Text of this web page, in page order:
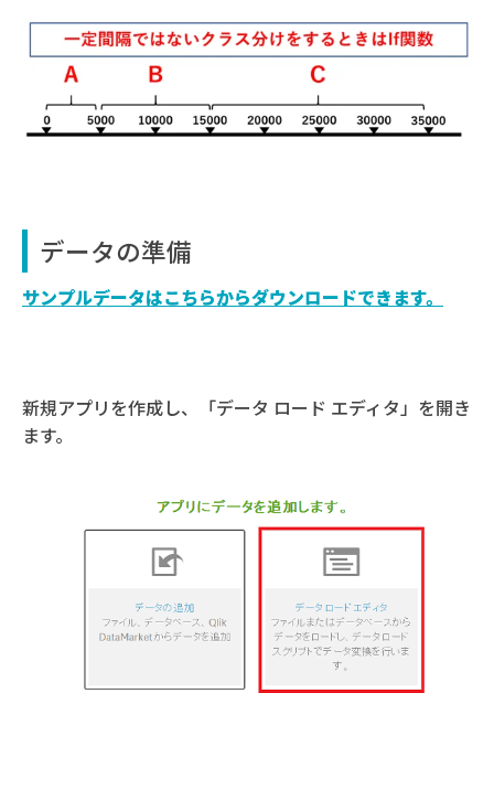
データの準備
サンプルデータはこちらからダウンロードできます。
新規アプリを作成し、「データ ロード エディタ」を開き
ます。